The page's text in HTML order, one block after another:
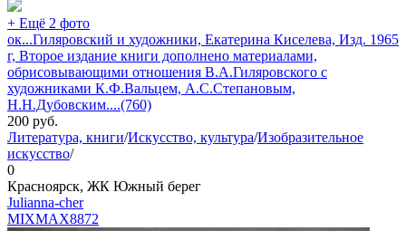
+ Ещё 2 фото
ок...Гиляровский и художники, Екатерина Киселева, Изд. 1965
г, Второе издание книги дополнено материалами,
обрисовывающими отношения В.А.Гиляровского с
художниками К.Ф.Вальцем, А.С.Степановым,
Н.Н.Дубовским....(760)
200 руб.
Литература, книги/Искусство, культура/Изобразительное
искусство/
0
Красноярск, ЖК Южный берег
Julianna-cher
MIXMAX8872